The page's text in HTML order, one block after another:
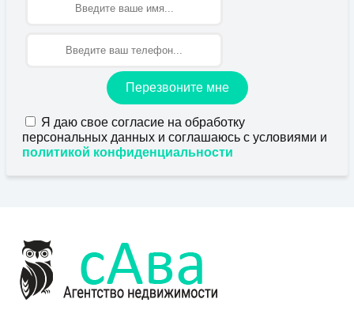
Перезвоните мне
Я даю свое согласие на обработку
персональных данных и соглашаюсь с условиями и
политикой конфиденциальности